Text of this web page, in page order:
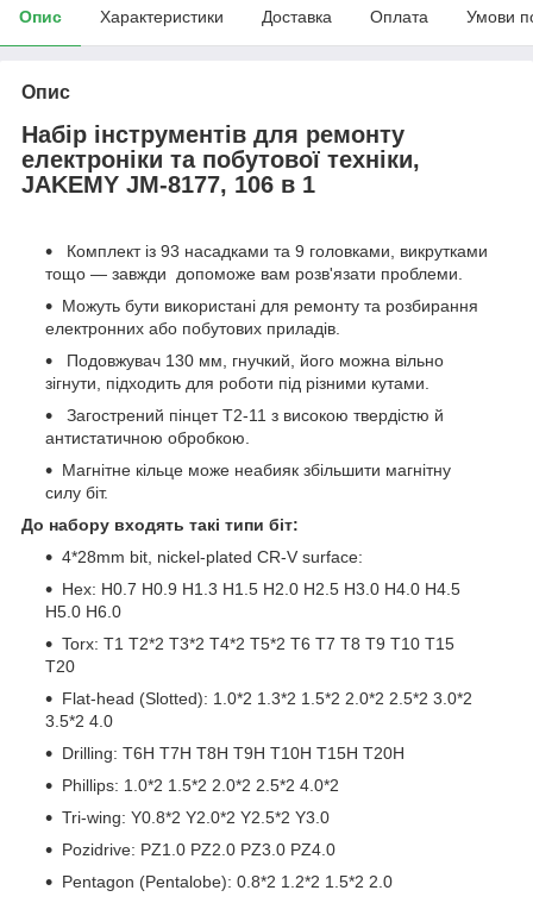
Опис Характеристики Доставка Оплата Умови
Опис
Набір інструментів для ремонту
електроніки та побутової техніки,
JAKEMY JM-8177, 106 в 1
Комплект із 93 насадками та 9 головками, викрутками
тощо — завжди допоможе вам розв'язати проблеми.
Можуть бути використані для ремонту та розбирання
електронних або побутових приладів.
Подовжувач 130 мм, гнучкий, його можна вільно
зігнути, підходить для роботи під різними кутами.
Загострений пінцет T2-11 з високою твердістю й
антистатичною обробкою.
Магнітне кільце може неабияк збільшити магнітну
силу біт.
До набору входять такі типи біт:
4*28mm bit, nickel-plated CR-V surface:
Hex: H0.7 H0.9 H1.3 H1.5 H2.0 H2.5 H3.0 H4.0 H4.5
H5.0 H6.0
Torx: T1 T2*2 T3*2 T4*2 T5*2 T6 T7 T8 T9 T10 T15
T20
Flat-head (Slotted): 1.0*2 1.3*2 1.5*2 2.0*2 2.5*2 3.0*2
3.5*2 4.0
Drilling: T6H T7H T8H T9H T10H T15H T20H
Phillips: 1.0*2 1.5*2 2.0*2 2.5*2 4.0*2
Tri-wing: Y0.8*2 Y2.0*2 Y2.5*2 Y3.0
Pozidrive: PZ1.0 PZ2.0 PZ3.0 PZ4.0
Pentagon (Pentalobe): 0.8*2 1.2*2 1.5*2 2.0